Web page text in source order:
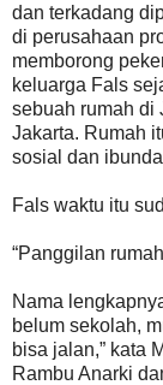
dan terkadang
di perusahaan
memborong
keluarga Fals
sebuah rumah di
Jakarta. Rumah
sosial dan
Fals waktu itu
“Panggilan
Nama
belum sekolah,
bisa jalan,” kata
Rambu Anarki